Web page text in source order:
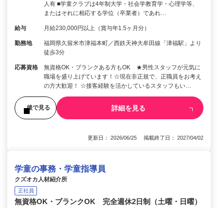
人有 ■学童クラブは4年制大学・社会学教育学・心理学等、
またはそれに相応する学位（卒業者）であれ…
給与 月給230,000円以上（賞与年1.5ヶ月分）
勤務地
福岡県久留米市津福本町／西鉄天神大牟田線「津福駅」より
徒歩3分
応募資格
無資格OK・ブランクある方もOK ★男性スタッフが元気に
職場を盛り上げています！☆現在非正規で、正職員をお考え
の方大歓迎！ ☆接客経験を活かしているスタッフもい…
後で見る 詳細を見る
更新日： 2026/06/25 掲載終了日： 2027/04/02
学童の事務・学童指導員
クズオカ人材紹介所
正社員
無資格OK・ブランクOK 完全週休2日制（土曜・日曜）